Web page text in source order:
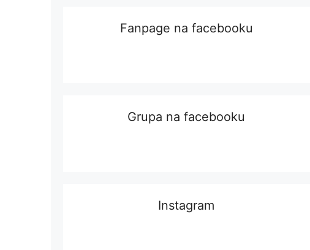
Fanpage na facebooku
Grupa na facebooku
Instagram